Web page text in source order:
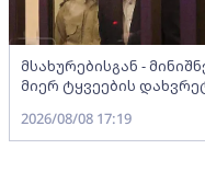
მსახურებისგან -
მიერ ტყვეების
2026/08/08 17:19